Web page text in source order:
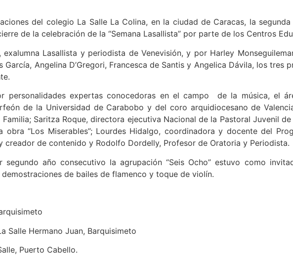
del colegio La Salle La Colina, en la ciudad de Caracas, la
de la celebración de la “Semana Lasallista” por parte de los Centros
Lasallista y periodista de Venevisión, y por Harley
Angelina D’Gregori, Francesca de Santis y Angelica Dávila, los tres
expertas conocedoras en el campo de la música, el
de la Universidad de Carabobo y del coro arquidiocesano de
Saritza Roque, directora ejecutiva Nacional de la Pastoral Juvenil
“Los Miserables”; Lourdes Hidalgo, coordinadora y docente del
de contenido y Rodolfo Dordelly, Profesor de Oratoria y Periodista.
año consecutivo la agrupación “Seis Ocho” estuvo como
de bailes de flamenco y toque de violín.
Salle Hermano Juan, Barquisimeto
Puerto Cabello.